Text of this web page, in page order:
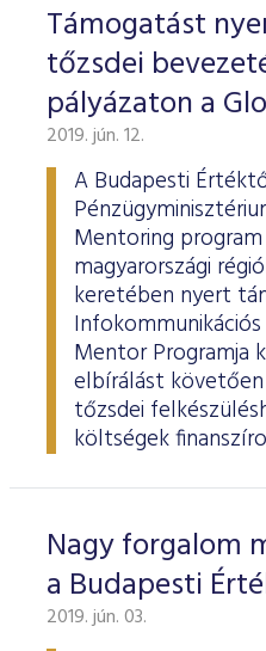
Támogatást
tőzsdei
pályázaton a
2019. jún. 12.
A Budapesti
Mentoring
magyarországi
keretében nyert
Mentor Programja
elbírálást
tőzsdei
költségek
Nagy forgalom
a Budapesti
2019. jún. 03.